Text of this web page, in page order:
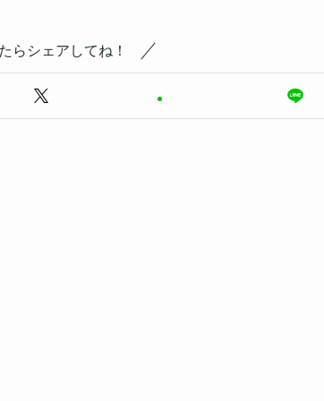
らシェアしてね！